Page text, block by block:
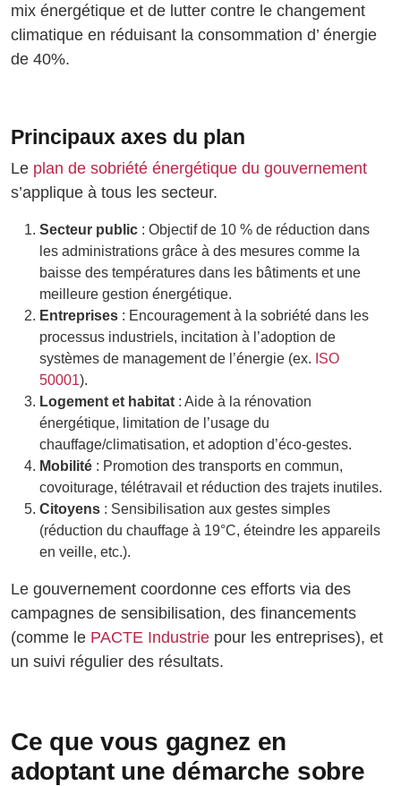
mix énergétique et de lutter contre le changement
climatique en réduisant la consommation d’ énergie
de 40%.
Principaux axes du plan
Le plan de sobriété énergétique du gouvernement
s’applique à tous les secteur.
Secteur public : Objectif de 10 % de réduction dans
les administrations grâce à des mesures comme la
baisse des températures dans les bâtiments et une
meilleure gestion énergétique.
Entreprises : Encouragement à la sobriété dans les
processus industriels, incitation à l’adoption de
systèmes de management de l’énergie (ex. ISO
50001).
Logement et habitat : Aide à la rénovation
énergétique, limitation de l’usage du
chauffage/climatisation, et adoption d’éco-gestes.
Mobilité : Promotion des transports en commun,
covoiturage, télétravail et réduction des trajets inutiles.
Citoyens : Sensibilisation aux gestes simples
(réduction du chauffage à 19°C, éteindre les appareils
en veille, etc.).
Le gouvernement coordonne ces efforts via des
campagnes de sensibilisation, des financements
(comme le PACTE Industrie pour les entreprises), et
un suivi régulier des résultats.
Ce que vous gagnez en
adoptant une démarche sobre